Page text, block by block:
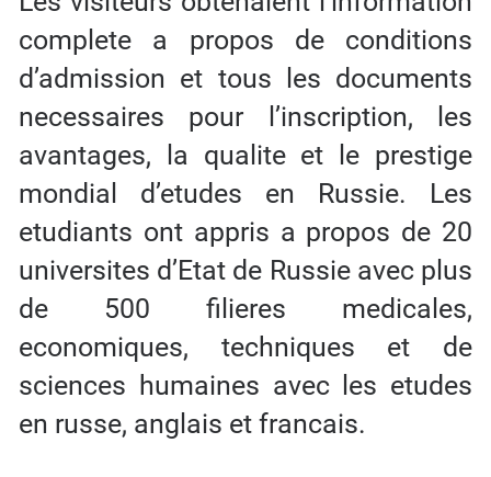
complete a propos de conditions
d’admission et tous les documents
necessaires pour l’inscription, les
avantages, la qualite et le prestige
mondial d’etudes en Russie. Les
etudiants ont appris a propos de 20
universites d’Etat de Russie avec plus
de 500 filieres medicales,
economiques, techniques et de
sciences humaines avec les etudes
en russe, anglais et francais.